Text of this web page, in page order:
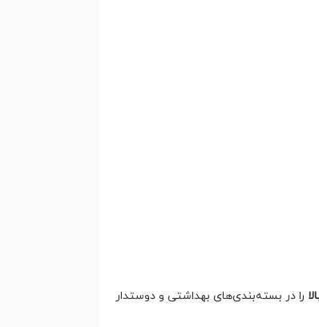
را در بسته‌بندی‌های بهداشتی و دوستدار